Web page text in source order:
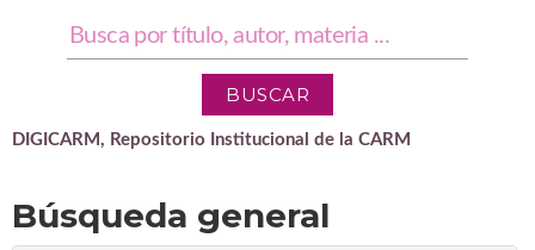
DIGICARM, Repositorio Institucional de la CARM
Búsqueda general